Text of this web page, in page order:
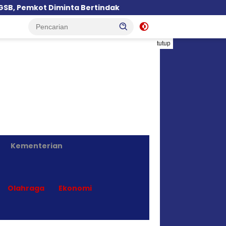
Pembangunan Hostel Melana Disorot,
tutup
Kementerian
Olahraga Ekonomi